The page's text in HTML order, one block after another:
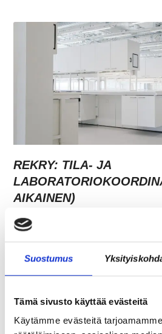
Suostumus
Tämä sivusto käyttää evästeitä
Käytämme evästeitä
REKRY: TILA- JA
AIKAINEN)